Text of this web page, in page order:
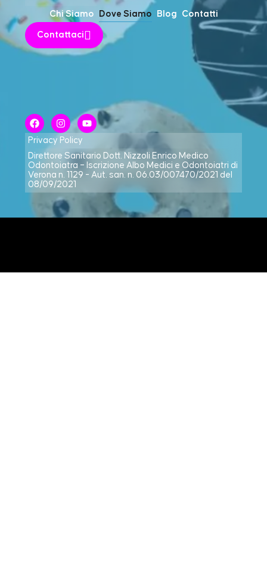
Chi Siamo Dove Siamo Blog Contatti
Contattaci
Privacy Policy
Direttore Sanitario Dott. Nizzoli Enrico Medico
Odontoiatra – Iscrizione Albo Medici e Odontoiatri di
Verona n. 1129 - Aut. san. n. 06.03/007470/2021 del
08/09/2021